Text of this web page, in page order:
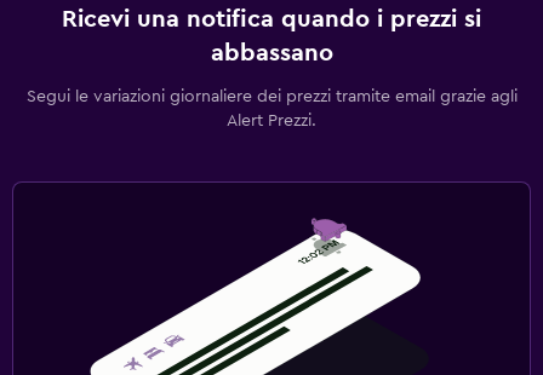
Massaggio
Ricevi una notifica quando i prezzi si
abbassano
Segui le variazioni giornaliere dei prezzi tramite email grazie agli
Alert Prezzi.